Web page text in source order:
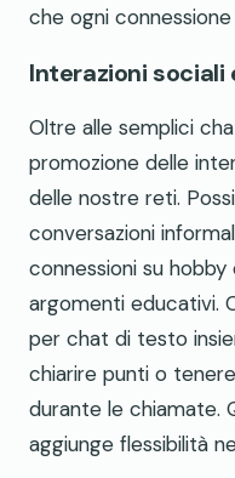
che ogni
Interazioni sociali
Oltre alle semplici
promozione delle
delle nostre reti.
conversazioni
connessioni su
argomenti educativi.
per chat di testo
chiarire punti o
durante le chiamate.
aggiunge flessibilità